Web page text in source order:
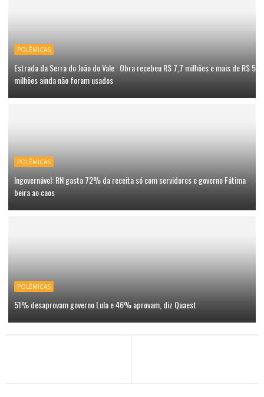
POLÊMICAS
Estrada da Serra do João do Vale : Obra recebeu R$ 7,7 milhões e mais de R$ 5
milhões ainda não foram usados
POLÊMICAS
Ingovernável: RN gasta 72% da receita só com servidores e governo Fátima
beira ao caos
POLÊMICAS
51% desaprovam governo Lula e 46% aprovam, diz Quaest